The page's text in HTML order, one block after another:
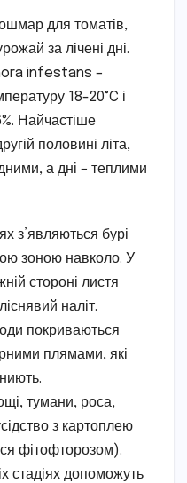
для томатів,
за лічені дні.
infestans –
18-20°C і
Найчастіше
половині літа,
а дні – теплими
з’являються бурі
зоною навколо. У
стороні листя
наліт.
покриваються
плямами, які
тумани, роса,
з картоплею
фітофторозом).
стадіях допоможуть